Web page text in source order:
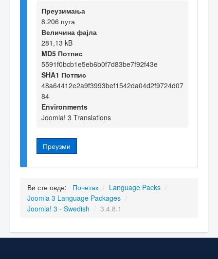
Преузимања
8.206 пута
Величина фајла
281,13 kB
MD5 Потпис
5591f0bcb1e5eb6b0f7d83be7f92f43e
SHA1 Потпис
48a64412e2a9f3993bef1542da04d2f9724d07
84
Environments
Joomla! 3 Translations
Преузми
Ви сте овде: Почетак / Language Packs /
Joomla 3 Language Packages /
Joomla! 3 - Swedish / 3.4.8.1